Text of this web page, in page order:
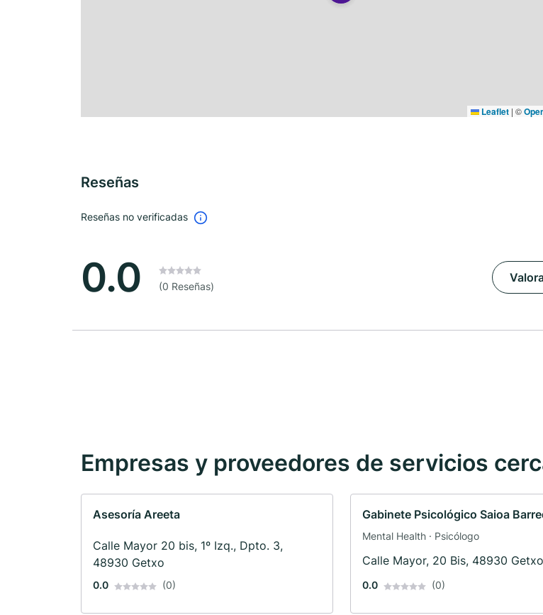
Leaflet | ©
Reseñas
Reseñas no verificadas
0.0 (0 Reseñas)
Empresas y proveedores de servicios
Asesoría Areeta
Calle Mayor 20 bis, 1º Izq., Dpto. 3,
48930 Getxo
0.0 (0)
Gabinete Psicológico Saioa
Mental Health · Psicólogo
Calle Mayor, 20 Bis, 48930 Getxo
0.0 (0)